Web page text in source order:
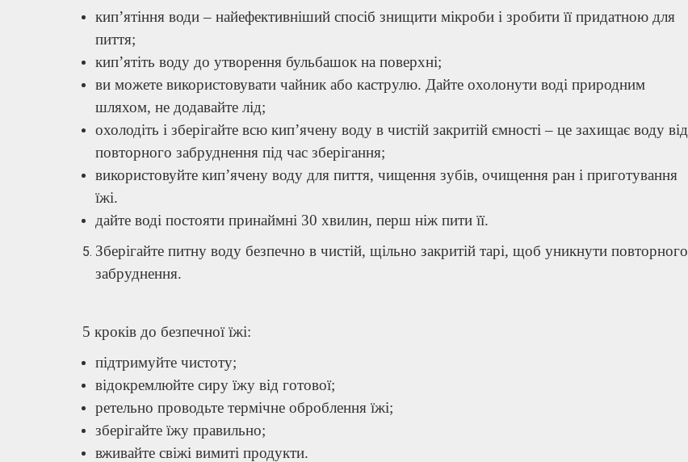
кип’ятіння води – найефективніший спосіб знищити мікроби і зробити її придатною для
пиття;
кип’ятіть воду до утворення бульбашок на поверхні;
ви можете використовувати чайник або каструлю. Дайте охолонути воді природним
шляхом, не додавайте лід;
охолодіть і зберігайте всю кип’ячену воду в чистій закритій ємності – це захищає воду від
повторного забруднення під час зберігання;
використовуйте кип’ячену воду для пиття, чищення зубів, очищення ран і приготування
їжі.
дайте воді постояти принаймні 30 хвилин, перш ніж пити її.
Зберігайте питну воду безпечно в чистій, щільно закритій тарі, щоб уникнути повторного
забруднення.
5 кроків до безпечної їжі:
підтримуйте чистоту;
відокремлюйте сиру їжу від готової;
ретельно проводьте термічне оброблення їжі;
зберігайте їжу правильно;
вживайте свіжі вимиті продукти.